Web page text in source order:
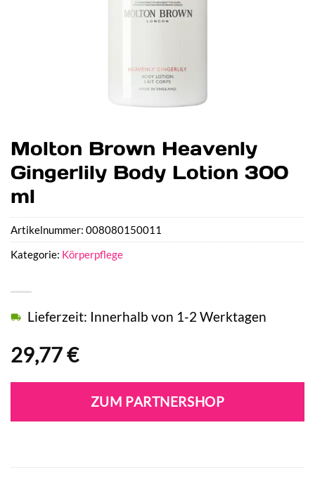
Molton Brown Heavenly
Gingerlily Body Lotion 300
ml
29,77€
Lieferzeit: Innerhalb von 1-2 Werktagen
ZUM PARTNERSHOP
Artikelnummer: 008080150011
Kategorie: Körperpflege